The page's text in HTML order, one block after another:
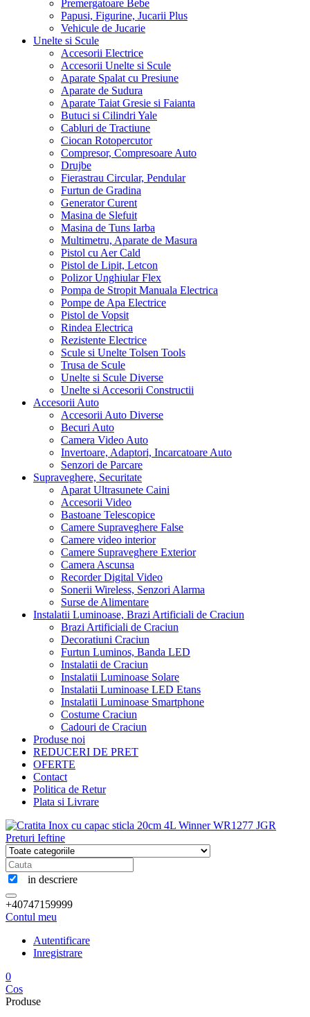
Premergatoare Bebe
Papusi, Figurine, Jucarii Plus
Vehicule de Jucarie
Unelte si Scule
Accesorii Electrice
Accesorii Unelte si Scule
Aparate Spalat cu Presiune
Aparate de Sudura
Aparate Taiat Gresie si Faianta
Butuci si Cilindri Yale
Cabluri de Tractiune
Ciocan Rotopercutor
Compresor, Compresoare Auto
Drujbe
Fierastrau Circular, Pendular
Furtun de Gradina
Generator Curent
Masina de Slefuit
Masina de Tuns Iarba
Multimetru, Aparate de Masura
Pistol cu Aer Cald
Pistol de Lipit, Letcon
Polizor Unghiular Flex
Pompa de Stropit Manuala Electrica
Pompe de Apa Electrice
Pistol de Vopsit
Rindea Electrica
Rezistente Electrice
Scule si Unelte Tolsen Tools
Trusa de Scule
Unelte si Scule Diverse
Unelte si Accesorii Constructii
Accesorii Auto
Accesorii Auto Diverse
Becuri Auto
Camera Video Auto
Invertoare, Adaptori, Incarcatoare Auto
Senzori de Parcare
Supraveghere, Securitate
Aparat Ultrasunete Caini
Accesorii Video
Bastoane Telescopice
Camere Supraveghere False
Camere video interior
Camere Supraveghere Exterior
Camera Ascunsa
Recorder Digital Video
Sonerii Wireless, Senzori Alarma
Surse de Alimentare
Instalatii Luminoase, Brazi Artificiali de Craciun
Brazi Artificiali de Craciun
Decoratiuni Craciun
Furtun Luminos, Banda LED
Instalatii de Craciun
Instalatii Luminoase Solare
Instalatii Luminoase LED Etans
Instalatii Luminoase Smartphone
Costume Craciun
Cadouri de Craciun
Produse noi
REDUCERI DE PRET
OFERTE
Contact
Politica de Retur
Plata si Livrare
in descriere
+40747159999
Contul meu
Autentificare
Inregistrare
0
Cos
Produse